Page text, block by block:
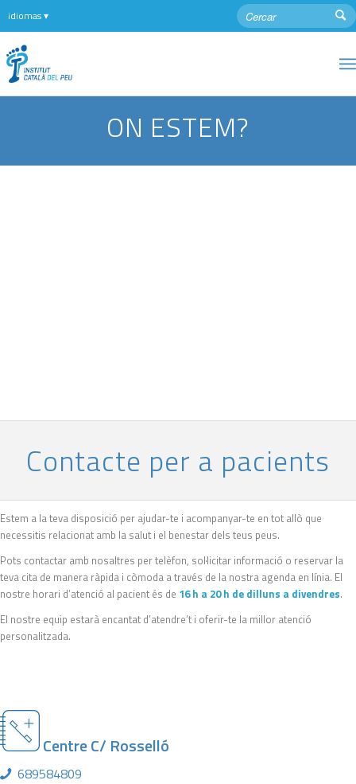
ON ESTEM?
Contacte per a pacients
Estem a la teva disposició per ajudar-te i acompanyar-te en tot allò que
necessitis relacionat amb la salut i el benestar dels teus peus.
Pots contactar amb nosaltres per telèfon, sol·licitar informació o reservar la
teva cita de manera ràpida i còmoda a través de la nostra agenda en línia. El
nostre horari d’atenció al pacient és de 16 h a 20 h de dilluns a divendres.
El nostre equip estarà encantat d’atendre’t i oferir-te la millor atenció
personalitzada.
Centre C/ Rosselló
689584809